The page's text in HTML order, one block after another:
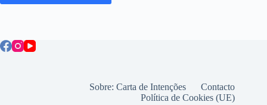
Sobre: Carta de Intenções
Contacto
Política de Cookies (UE)